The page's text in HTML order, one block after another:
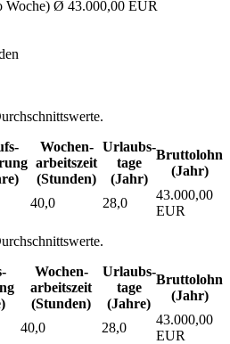
Woche) Ø 43.000,00 EUR
Wochen­
arbeitszeit
(Stunden)
Urlaubs­
tage
(Jahr)
Bruttolohn
(Jahr)
40,0 28,0
43.000,00
EUR
Wochen­
arbeitszeit
(Stunden)
Urlaubs­
tage
(Jahre)
Bruttolohn
(Jahr)
40,0 28,0
43.000,00
EUR